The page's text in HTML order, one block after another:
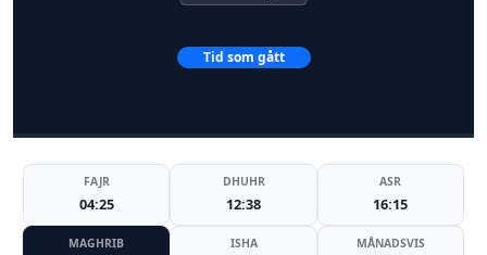
Tid som gått
FAJR
04:25
DHUHR
12:38
ASR
16:15
MAGHRIB ISHA MÅNADSVIS